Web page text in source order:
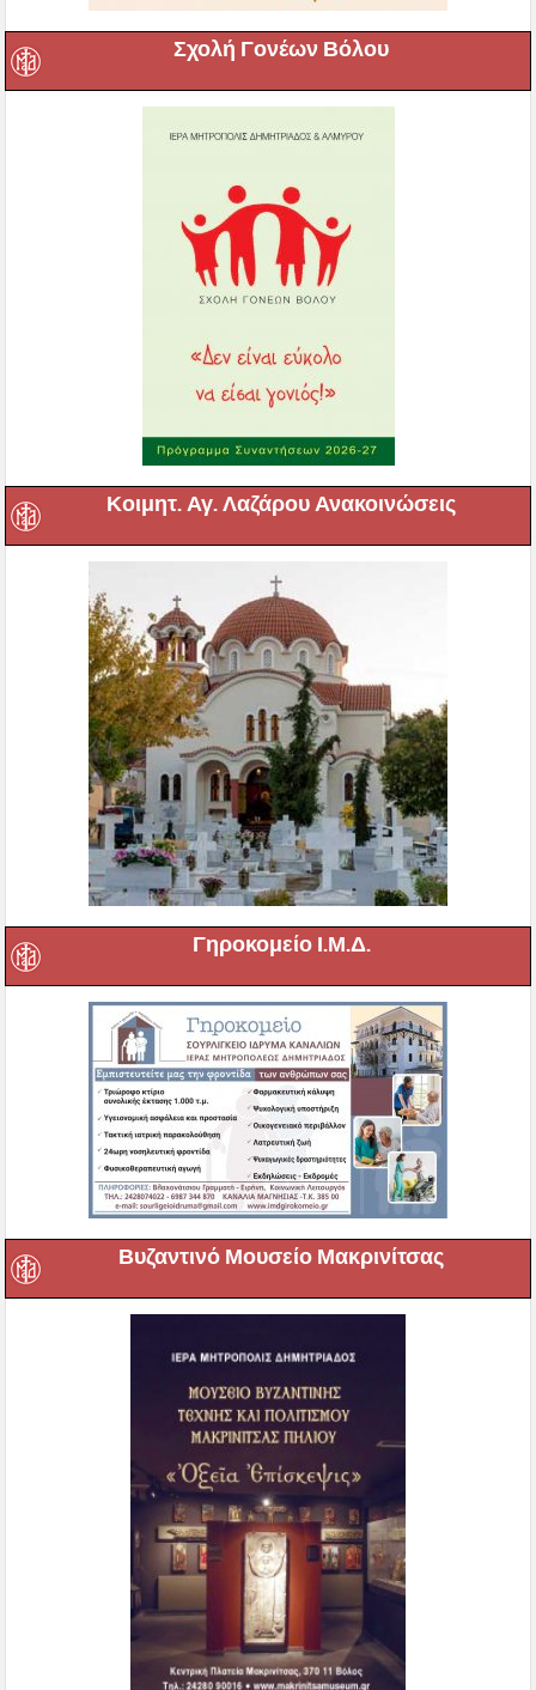
Σχολή Γονέων Βόλου
Κοιμητ. Αγ. Λαζάρου Ανακοινώσεις
Γηροκομείο Ι.Μ.Δ.
Βυζαντινό Μουσείο Μακρινίτσας